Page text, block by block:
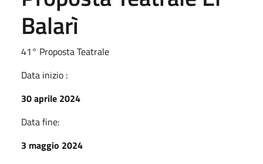
Balarì
41° Proposta Teatrale
Data inizio :
30 aprile 2024
Data fine:
3 maggio 2024